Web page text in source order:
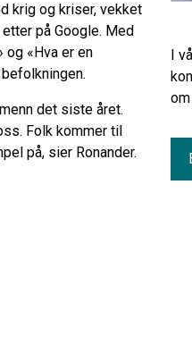
krig og kriser, vekket
på Google. Med
og «Hva er en
det siste året.
Folk kommer til
på, sier Ronander.
I